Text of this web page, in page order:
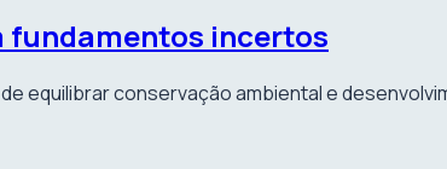
fundamentos incertos
equilibrar conservação ambiental e